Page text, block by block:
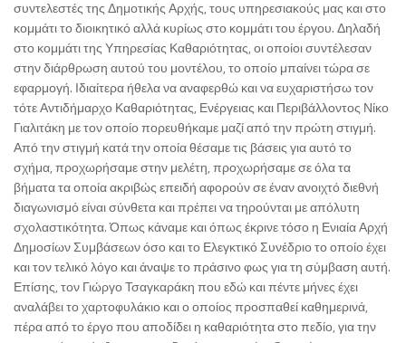
συντελεστές της Δημοτικής Αρχής, τους υπηρεσιακούς μας και στο
κομμάτι το διοικητικό αλλά κυρίως στο κομμάτι του έργου. Δηλαδή
στο κομμάτι της Υπηρεσίας Καθαριότητας, οι οποίοι συντέλεσαν
στην διάρθρωση αυτού του μοντέλου, το οποίο μπαίνει τώρα σε
εφαρμογή. Ιδιαίτερα ήθελα να αναφερθώ και να ευχαριστήσω τον
τότε Αντιδήμαρχο Καθαριότητας, Ενέργειας και Περιβάλλοντος Νίκο
Γιαλιτάκη με τον οποίο πορευθήκαμε μαζί από την πρώτη στιγμή.
Από την στιγμή κατά την οποία θέσαμε τις βάσεις για αυτό το
σχήμα, προχωρήσαμε στην μελέτη, προχωρήσαμε σε όλα τα
βήματα τα οποία ακριβώς επειδή αφορούν σε έναν ανοιχτό διεθνή
διαγωνισμό είναι σύνθετα και πρέπει να τηρούνται με απόλυτη
σχολαστικότητα. Όπως κάναμε και όπως έκρινε τόσο η Ενιαία Αρχή
Δημοσίων Συμβάσεων όσο και το Ελεγκτικό Συνέδριο το οποίο έχει
και τον τελικό λόγο και άναψε το πράσινο φως για τη σύμβαση αυτή.
Επίσης, τον Γιώργο Τσαγκαράκη που εδώ και πέντε μήνες έχει
αναλάβει το χαρτοφυλάκιο και ο οποίος προσπαθεί καθημερινά,
πέρα από το έργο που αποδίδει η καθαριότητα στο πεδίο, για την